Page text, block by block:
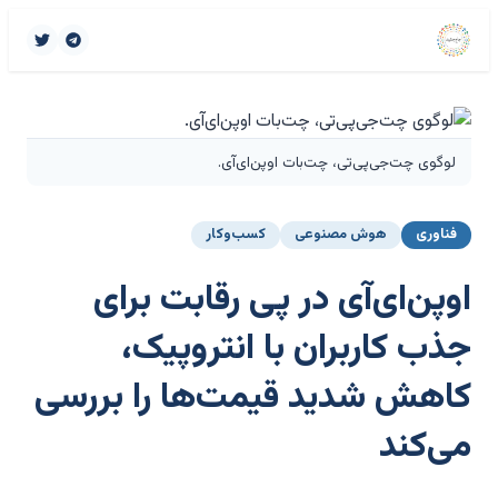
لوگوی چت‌جی‌پی‌تی، چت‌بات اوپن‌ای‌آی.
فناوری هوش مصنوعی کسب‌وکار
اوپن‌ای‌آی در پی رقابت برای
جذب کاربران با انتروپیک،
کاهش شدید قیمت‌ها را بررسی
می‌کند